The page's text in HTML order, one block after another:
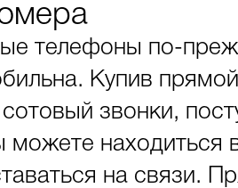
телефоны по-
Купив
сотовый звонки,
можете находиться
на связи.